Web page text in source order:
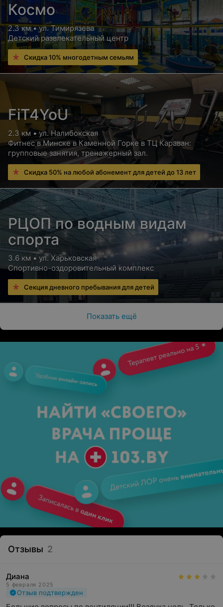
Космо
2.3 км • ул. Тимирязева
Детский развлекательный центр
Скидка 10% многодетным семьям
FiT4YoU
2.3 км • ул. Налибокская
Фитнес в Минске в Каменной Горке в ТЦ Караван:
групповые занятия, тренажерный зал.
Скидка 50% на любой абонемент для детей до 13 лет
РЦОП по водным видам
спорта
3.6 км • ул. Харьковская
Спортивно-оздоровительный комплекс
Секция дневного пребывания для детей
Показать ещё
Отзывы 2
Диана
5 февраля 2025
Отзыв подтвержден